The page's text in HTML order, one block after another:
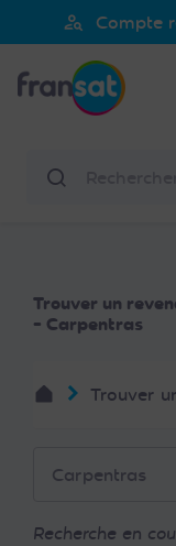
noter
Ce
comprend
person_search Compte
Trouver un
- Carpentras
Trouver
Recherche en